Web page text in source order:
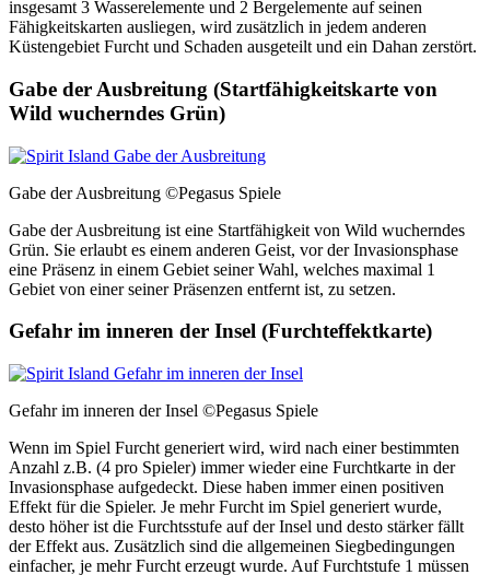
insgesamt 3 Wasserelemente und 2 Bergelemente auf seinen
Fähigkeitskarten ausliegen, wird zusätzlich in jedem anderen
Küstengebiet Furcht und Schaden ausgeteilt und ein Dahan zerstört.
Gabe der Ausbreitung (Startfähigkeitskarte von
Wild wucherndes Grün)
Gabe der Ausbreitung ©Pegasus Spiele
Gabe der Ausbreitung ist eine Startfähigkeit von Wild wucherndes
Grün. Sie erlaubt es einem anderen Geist, vor der Invasionsphase
eine Präsenz in einem Gebiet seiner Wahl, welches maximal 1
Gebiet von einer seiner Präsenzen entfernt ist, zu setzen.
Gefahr im inneren der Insel (Furchteffektkarte)
Gefahr im inneren der Insel ©Pegasus Spiele
Wenn im Spiel Furcht generiert wird, wird nach einer bestimmten
Anzahl z.B. (4 pro Spieler) immer wieder eine Furchtkarte in der
Invasionsphase aufgedeckt. Diese haben immer einen positiven
Effekt für die Spieler. Je mehr Furcht im Spiel generiert wurde,
desto höher ist die Furchtsstufe auf der Insel und desto stärker fällt
der Effekt aus. Zusätzlich sind die allgemeinen Siegbedingungen
einfacher, je mehr Furcht erzeugt wurde. Auf Furchtstufe 1 müssen